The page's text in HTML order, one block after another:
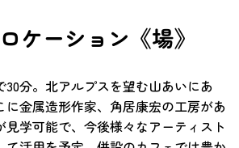
ケーション《場》
30分。北アルプスを望む山あいにあ
に金属造形作家、角居康宏の工房があ
見学可能で、今後様々なアーティスト